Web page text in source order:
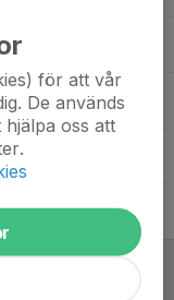
för att vår
De används
oss att